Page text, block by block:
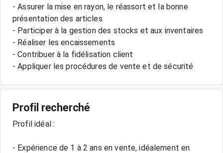
- Assurer la mise en rayon, le réassort et la bonne
présentation des articles
- Participer à la gestion des stocks et aux inventaires
- Réaliser les encaissements
- Contribuer à la fidélisation client
- Appliquer les procédures de vente et de sécurité
Profil recherché
Profil idéal :
- Expérience de 1 à 2 ans en vente, idéalement en